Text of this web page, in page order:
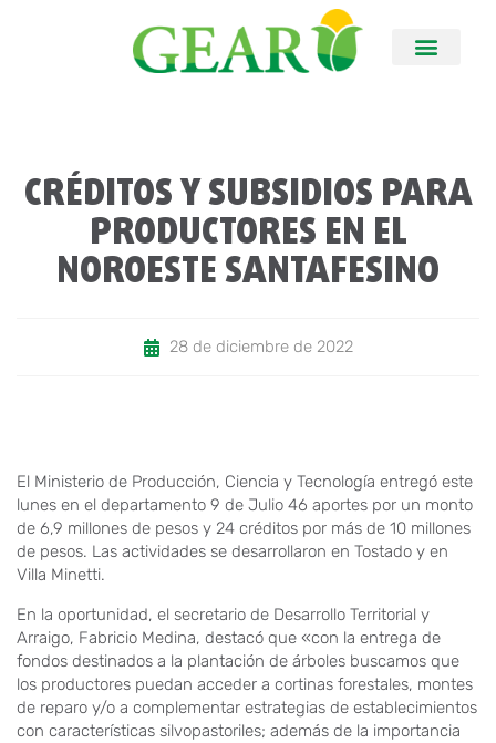
CRÉDITOS Y SUBSIDIOS PARA
PRODUCTORES EN EL
NOROESTE SANTAFESINO
28 de diciembre de 2022
El Ministerio de Producción, Ciencia y Tecnología entregó este
lunes en el departamento 9 de Julio 46 aportes por un monto
de 6,9 millones de pesos y 24 créditos por más de 10 millones
de pesos. Las actividades se desarrollaron en Tostado y en
Villa Minetti.
En la oportunidad, el secretario de Desarrollo Territorial y
Arraigo, Fabricio Medina, destacó que «con la entrega de
fondos destinados a la plantación de árboles buscamos que
los productores puedan acceder a cortinas forestales, montes
de reparo y/o a complementar estrategias de establecimientos
con características silvopastoriles; además de la importancia